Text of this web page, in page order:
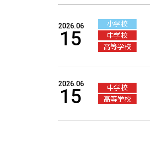
2026.06
15
小学校
中学校
高等学校
2026.06
15
中学校
高等学校